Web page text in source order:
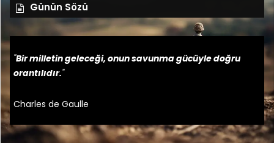
Günün Sözü
"Bir milletin geleceği, onun savunma gücüyle doğru
orantılıdır."
Charles de Gaulle